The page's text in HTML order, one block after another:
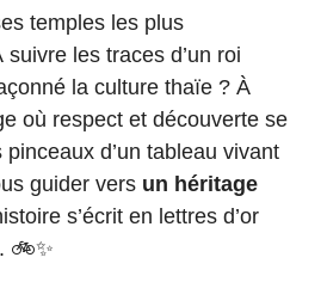
temples les plus
les traces d’un roi
la culture thaïe ? À
où respect et découverte se
d’un tableau vivant
guider vers un héritage
s’écrit en lettres d’or
🚲✨